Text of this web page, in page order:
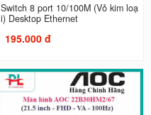
Switch 8 port 10/100M (Vỏ kim loạ
i) Desktop Ethernet
195.000 đ